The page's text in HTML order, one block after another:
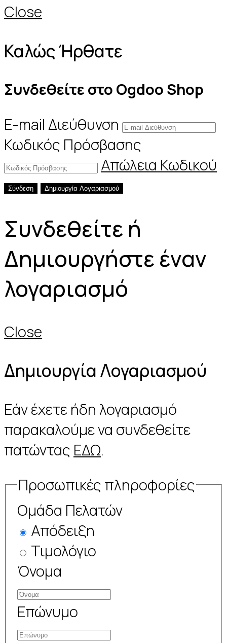
Close
Καλώς Ήρθατε
Συνδεθείτε στο Ogdoo Shop
E-mail Διεύθυνση
Κωδικός Πρόσβασης
Απώλεια Κωδικού
Σύνδεση Δημιουργία Λογαριασμού
Συνδεθείτε ή
Δημιουργήστε έναν
λογαριασμό
Close
Δημιουργία Λογαριασμού
Εάν έχετε ήδη λογαριασμό
παρακαλούμε να συνδεθείτε
πατώντας ΕΔΩ.
Προσωπικές πληροφορίες
Ομάδα Πελατών
Απόδειξη
Τιμολόγιο
Όνομα
Επώνυμο